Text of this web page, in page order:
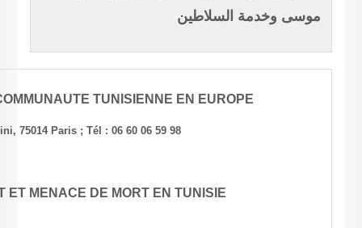
COLLECTIF DE LA COMMUNAUTE
1, rue Cassini, 75014 Paris ; Tél : 06 60 06
URGENT : MORT ET MENACE DE MORT